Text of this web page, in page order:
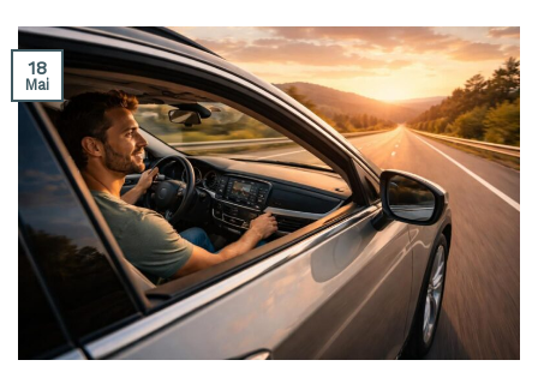
18
Mai